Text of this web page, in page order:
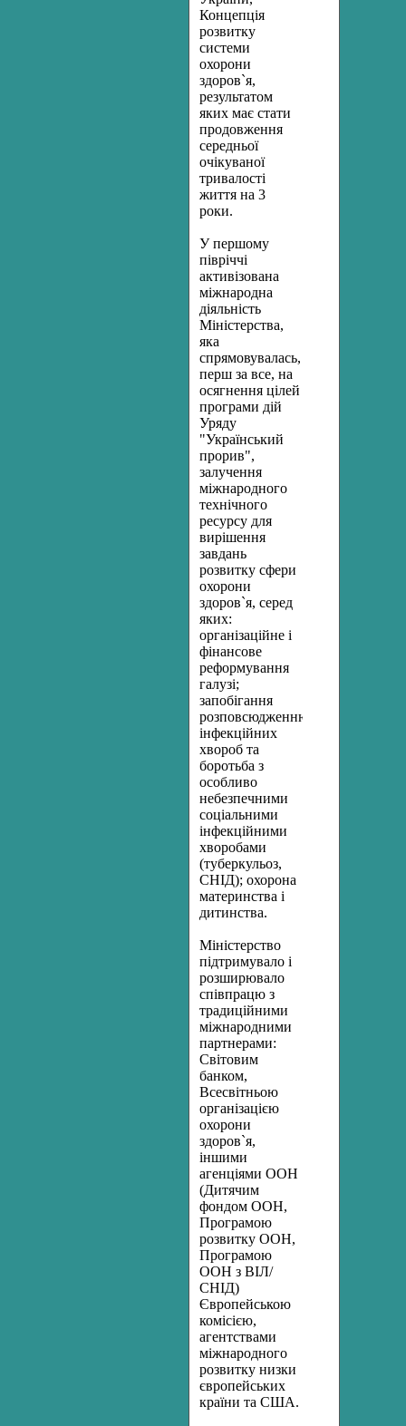
Концепція
розвитку
системи
охорони
здоров`я,
результатом
яких має стати
продовження
середньої
очікуваної
тривалості
життя на 3
роки.
У першому
півріччі
активізована
міжнародна
діяльність
Міністерства,
яка
спрямовувалась,
перш за все, на
осягнення цілей
програми дій
Уряду
"Український
прорив",
залучення
міжнародного
технічного
ресурсу для
вирішення
завдань
розвитку сфери
охорони
здоров`я, серед
яких:
організаційне і
фінансове
реформування
галузі;
запобігання
розповсюдженню
інфекційних
хвороб та
боротьба з
особливо
небезпечними
соціальними
інфекційними
хворобами
(туберкульоз,
СНІД); охорона
материнства і
дитинства.
Міністерство
підтримувало і
розширювало
співпрацю з
традиційними
міжнародними
партнерами:
Світовим
банком,
Всесвітньою
організацією
охорони
здоров`я,
іншими
агенціями ООН
(Дитячим
фондом ООН,
Програмою
розвитку ООН,
Програмою
ООН з ВІЛ/
СНІД)
Європейською
комісією,
агентствами
міжнародного
розвитку низки
європейських
країни та США.